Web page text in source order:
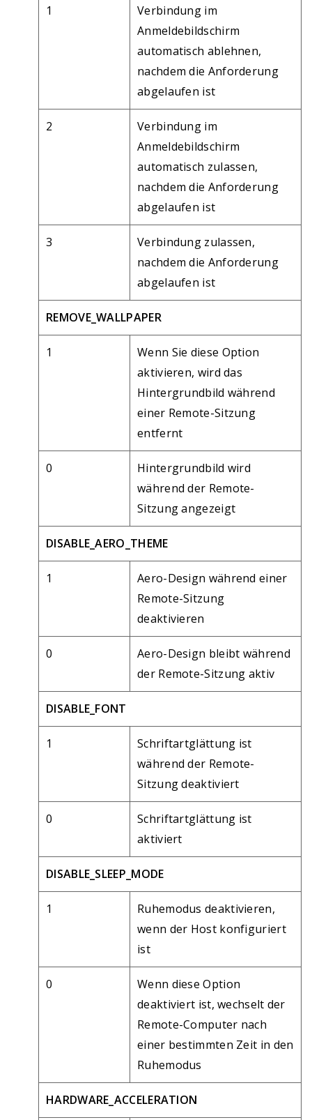
1
Verbindung im
Anmeldebildschirm
automatisch ablehnen,
nachdem die Anforderung
abgelaufen ist
2
Verbindung im
Anmeldebildschirm
automatisch zulassen,
nachdem die Anforderung
abgelaufen ist
3
Verbindung zulassen,
nachdem die Anforderung
abgelaufen ist
REMOVE_WALLPAPER
1
Wenn Sie diese Option
aktivieren, wird das
Hintergrundbild während
einer Remote-Sitzung
entfernt
0
Hintergrundbild wird
während der Remote-
Sitzung angezeigt
DISABLE_AERO_THEME
1
Aero-Design während einer
Remote-Sitzung
deaktivieren
0
Aero-Design bleibt während
der Remote-Sitzung aktiv
DISABLE_FONT
1
Schriftartglättung ist
während der Remote-
Sitzung deaktiviert
0
Schriftartglättung ist
aktiviert
DISABLE_SLEEP_MODE
1
Ruhemodus deaktivieren,
wenn der Host konfiguriert
ist
0
Wenn diese Option
deaktiviert ist, wechselt der
Remote-Computer nach
einer bestimmten Zeit in den
Ruhemodus
HARDWARE_ACCELERATION